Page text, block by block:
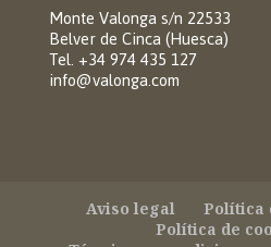
Monte Valonga s/n 22533
Belver de Cinca (Huesca)
Tel. +34 974 435 127
info@valonga.com
Aviso legal
Política
Política de